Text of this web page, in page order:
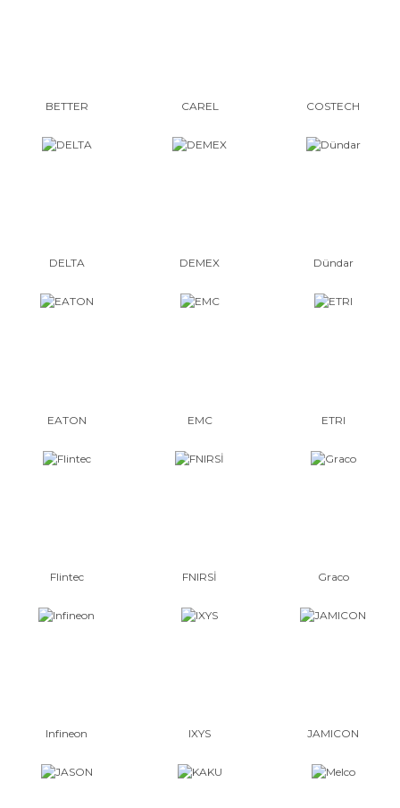
BETTER CAREL COSTECH
DELTA DEMEX Dündar
EATON EMC ETRI
Flintec FNIRSİ Graco
Infineon IXYS JAMICON